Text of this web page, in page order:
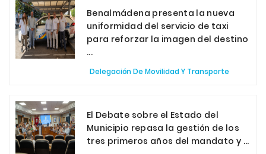
Benalmádena presenta la nueva
uniformidad del servicio de taxi
para reforzar la imagen del destino
...
Delegación De Movilidad Y Transporte
El Debate sobre el Estado del
Municipio repasa la gestión de los
tres primeros años del mandato y ...